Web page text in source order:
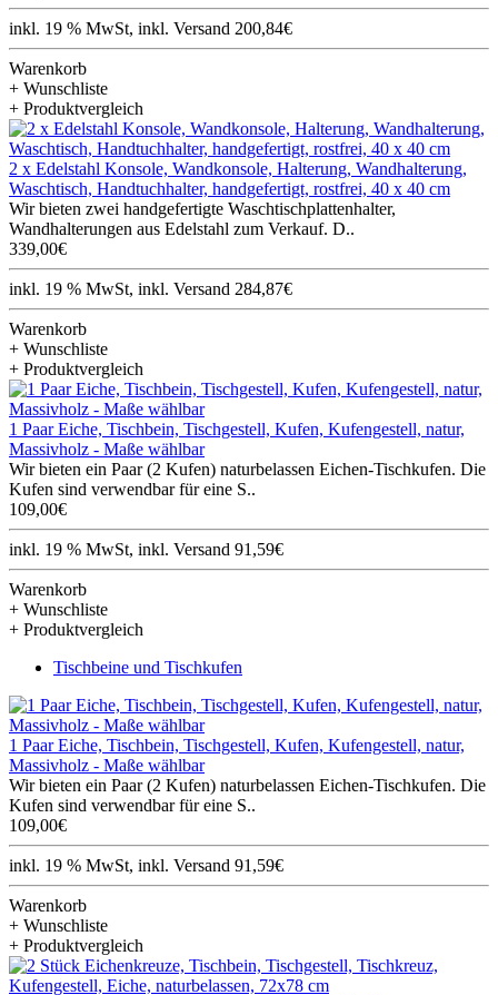
inkl. 19 % MwSt, inkl. Versand 200,84€
Warenkorb
+ Wunschliste
+ Produktvergleich
2 x Edelstahl Konsole, Wandkonsole, Halterung, Wandhalterung,
Waschtisch, Handtuchhalter, handgefertigt, rostfrei, 40 x 40 cm
Wir bieten zwei handgefertigte Waschtischplattenhalter,
Wandhalterungen aus Edelstahl zum Verkauf. D..
339,00€
inkl. 19 % MwSt, inkl. Versand 284,87€
Warenkorb
+ Wunschliste
+ Produktvergleich
1 Paar Eiche, Tischbein, Tischgestell, Kufen, Kufengestell, natur,
Massivholz - Maße wählbar
Wir bieten ein Paar (2 Kufen) naturbelassen Eichen-Tischkufen. Die
Kufen sind verwendbar für eine S..
109,00€
inkl. 19 % MwSt, inkl. Versand 91,59€
Warenkorb
+ Wunschliste
+ Produktvergleich
Tischbeine und Tischkufen
1 Paar Eiche, Tischbein, Tischgestell, Kufen, Kufengestell, natur,
Massivholz - Maße wählbar
Wir bieten ein Paar (2 Kufen) naturbelassen Eichen-Tischkufen. Die
Kufen sind verwendbar für eine S..
109,00€
inkl. 19 % MwSt, inkl. Versand 91,59€
Warenkorb
+ Wunschliste
+ Produktvergleich